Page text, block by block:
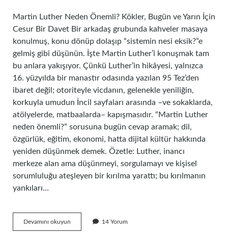
Martin Luther Neden Önemli? Kökler, Bugün ve Yarın İçin
Cesur Bir Davet Bir arkadaş grubunda kahveler masaya
konulmuş, konu dönüp dolaşıp “sistemin nesi eksik?”e
gelmiş gibi düşünün. İşte Martin Luther’i konuşmak tam
bu anlara yakışıyor. Çünkü Luther’in hikâyesi, yalnızca
16. yüzyılda bir manastır odasında yazılan 95 Tez’den
ibaret değil; otoriteyle vicdanın, gelenekle yeniliğin,
korkuyla umudun İncil sayfaları arasında –ve sokaklarda,
atölyelerde, matbaalarda– kapışmasıdır. “Martin Luther
neden önemli?” sorusuna bugün cevap aramak; dil,
özgürlük, eğitim, ekonomi, hatta dijital kültür hakkında
yeniden düşünmek demek. Özetle: Luther, inancı
merkeze alan ama düşünmeyi, sorgulamayı ve kişisel
sorumluluğu ateşleyen bir kırılma yarattı; bu kırılmanın
yankıları…
Devamını okuyun
Luther
14 Yorum